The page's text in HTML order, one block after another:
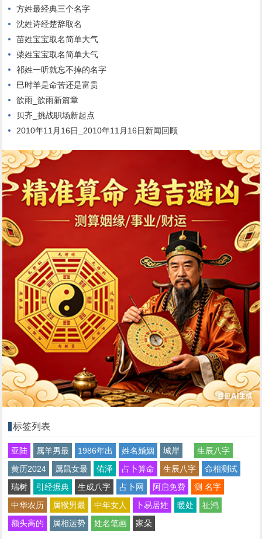
方姓最经典三个名字
沈姓诗经楚辞取名
苗姓宝宝取名简单大气
柴姓宝宝取名简单大气
祁姓一听就忘不掉的名字
巳时羊是命苦还是富贵
歆雨_歆雨新篇章
贝齐_挑战职场新起点
2010年11月16日_2010年11月16日新闻回顾
标签列表
亚陆 属羊男最 1986年出 姓名婚姻 城岸
生辰八字
黄历2024
属鼠女最 佑泽 占卜算命 生辰八字
命相测试
瑞树
引经据典 生成八字 占卜网 阿启免费
测 名字
中华农历
属猴男最 中年女人 卜易居姓 暖处
祉鸿
额头高的
属相运势 姓名笔画 家朵